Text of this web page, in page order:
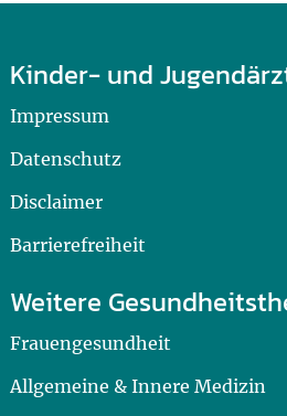
Kinder- und
Impressum
Datenschutz
Disclaimer
Barrierefreiheit
Weitere
Frauengesundheit
Allgemeine & Innere Medizin